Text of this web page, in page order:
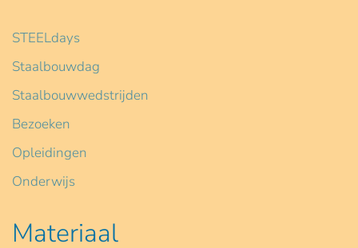
STEELdays
Staalbouwdag
Staalbouwwedstrijden
Bezoeken
Opleidingen
Onderwijs
Materiaal